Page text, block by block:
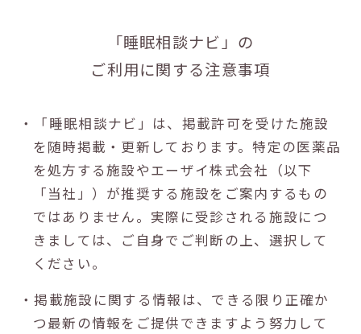
「睡眠相談ナビ」の
ご利用に関する注意事項
・「睡眠相談ナビ」は、掲載許可を受けた施設
を随時掲載・更新しております。特定の医薬品
を処方する施設やエーザイ株式会社（以下
「当社」）が推奨する施設をご案内するもの
ではありません。実際に受診される施設につ
きましては、ご自身でご判断の上、選択して
ください。
・掲載施設に関する情報は、できる限り正確か
つ最新の情報をご提供できますよう努力して